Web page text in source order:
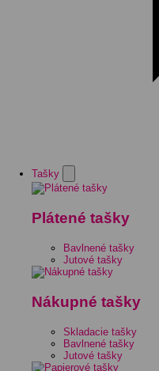
Tašky
Plátené tašky
Bavlnené tašky
Jutové tašky
Nákupné tašky
Skladacie tašky
Bavlnené tašky
Jutové tašky